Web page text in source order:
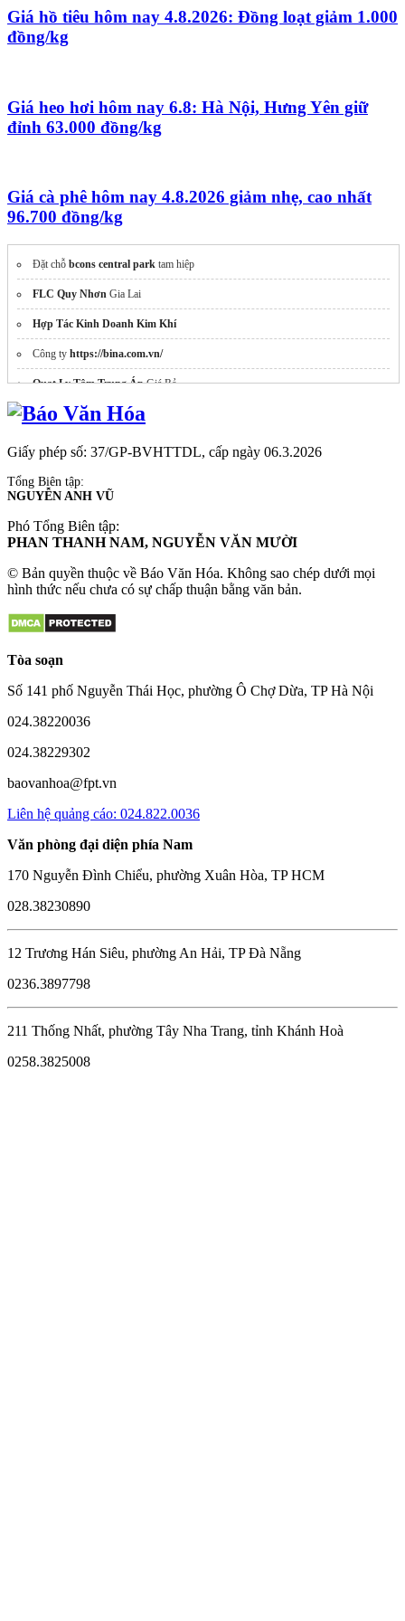
Giá hồ tiêu hôm nay 4.8.2026: Đồng loạt giảm 1.000
đồng/kg
Giá heo hơi hôm nay 6.8: Hà Nội, Hưng Yên giữ
đỉnh 63.000 đồng/kg
Giá cà phê hôm nay 4.8.2026 giảm nhẹ, cao nhất
96.700 đồng/kg
Đặt chỗ bcons central park tam hiệp
FLC Quy Nhơn Gia Lai
Hợp Tác Kinh Doanh Kim Khí
Công ty https://bina.com.vn/
Quạt Ly Tâm Trung ÁpGiá Rẻ
Dự án bcons central park tam hiệp
thiết kế thi công văn phòng tân phú
Mua bán đất Hòa Lạc
Dự ánImperia Sensa Park
Thông tin dự ánImperia Ocean Citychủ đầu tư
Giấy phép số: 37/GP-BVHTTDL, cấp ngày 06.3.2026
Tổng Biên tập:
NGUYỄN ANH VŨ
Phó Tổng Biên tập:
PHAN THANH NAM, NGUYỄN VĂN MƯỜI
© Bản quyền thuộc về Báo Văn Hóa. Không sao chép dưới mọi
hình thức nếu chưa có sự chấp thuận bằng văn bản.
Tòa soạn
Số 141 phố Nguyễn Thái Học, phường Ô Chợ Dừa, TP Hà Nội
024.38220036
024.38229302
baovanhoa@fpt.vn
Liên hệ quảng cáo: 024.822.0036
Văn phòng đại diện phía Nam
170 Nguyễn Đình Chiểu, phường Xuân Hòa, TP HCM
028.38230890
12 Trương Hán Siêu, phường An Hải, TP Đà Nẵng
0236.3897798
211 Thống Nhất, phường Tây Nha Trang, tỉnh Khánh Hoà
0258.3825008